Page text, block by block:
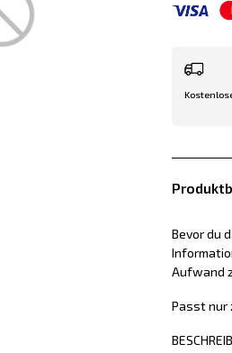
Bevor du
Aufwand
Passt nur